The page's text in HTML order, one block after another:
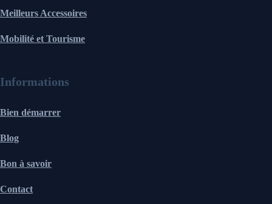
Meilleurs Accessoires
Mobilité et Tourisme
Informations
Bien démarrer
Blog
Bon à savoir
Contact